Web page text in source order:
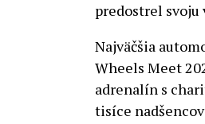
predostrel svoju
Najväčšia
Wheels Meet
adrenalín s
tisíce nadšencov